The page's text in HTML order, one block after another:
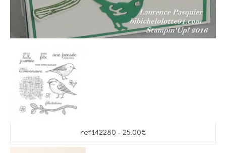
ref 142280 – 25.00€